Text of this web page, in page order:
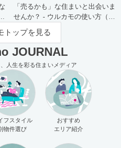
「売るかも」な住まいと出会いま
せんか？ - ウルカモの使い方（買
主さま向け）
トップを見る
JOURNAL
人生を彩る住まいメディア
フスタイル
物件選び
おすすめ
エリア紹介